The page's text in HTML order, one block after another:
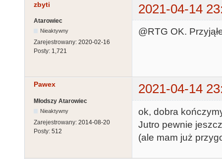
zbyti 2021-04-14
Atarowiec
Nieaktywny
Zarejestrowany: 2020-02-16
Posty: 1,721
@RTG OK.
Pawex 2021-04-14
Młodszy Atarowiec
Nieaktywny
Zarejestrowany: 2014-08-20
Posty: 512
ok, dobra
Jutro pewnie
(ale mam już